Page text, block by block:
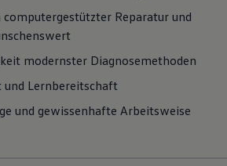
computergestützter Reparatur und
modernster Diagnosemethoden
und Lernbereitschaft
und gewissenhafte Arbeitsweise